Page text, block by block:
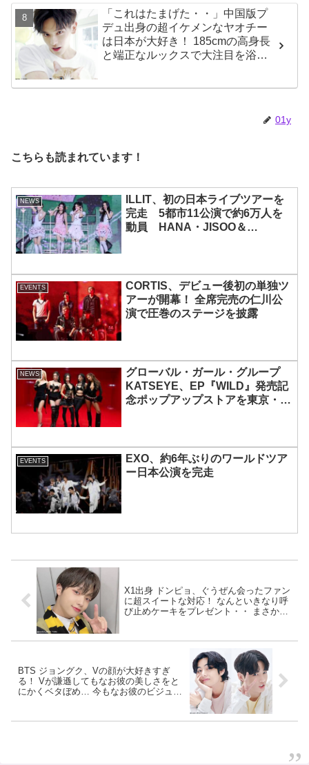
タの重鎮を唸らせる
「これはたまげた・・」中国版プ
デュ出身の超イケメンなヤオチー
は日本が大好き！ 185cmの高身長
と端正なルックスで大注目を浴び
01y
こちらも読まれています！
NEWS
ILLIT、初の日本ライブツアーを
完走 5都市11公演で約6万人を
動員 HANA・JISOO＆
EVENTS
CORTIS、デビュー後初の単独ツ
アーが開幕！ 全席完売の仁川公
演で圧巻のステージを披露
NEWS
グローバル・ガール・グループ
KATSEYE、EP『WILD』発売記
念ポップアップストアを東京・原
EVENTS
EXO、約6年ぶりのワールドツア
ー日本公演を完走
X1出身 ドンピョ、ぐうぜん会ったファン
に超スイートな対応！ なんといきなり呼
び止めケーキをプレゼント・・ まさかの
BTS ジョングク、Vの顔が大好きすぎ
る！ Vが謙遜してもなお彼の美しさをと
にかくベタぼめ… 今もなお彼のビジュア